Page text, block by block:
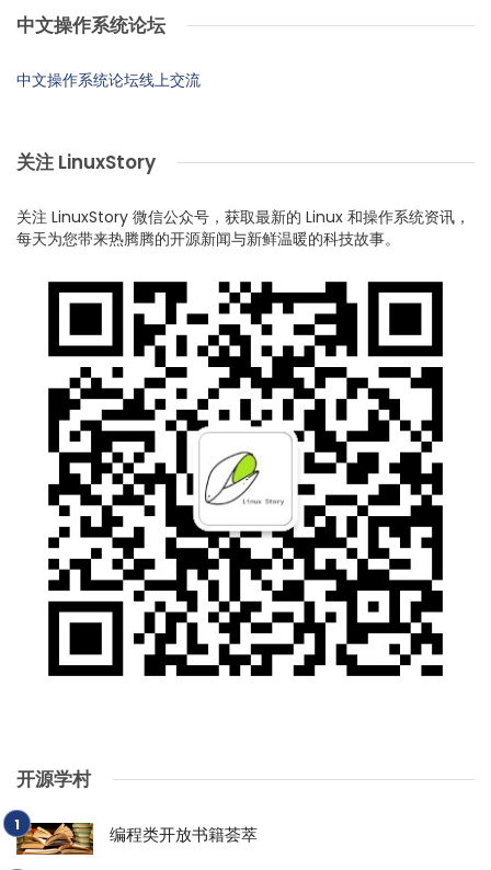
中文操作系统论坛
中文操作系统论坛线上交流
关注 LinuxStory
关注 LinuxStory 微信公众号，获取最新的 Linux 和操作系统资讯，
每天为您带来热腾腾的开源新闻与新鲜温暖的科技故事。
开源学村
编程类开放书籍荟萃